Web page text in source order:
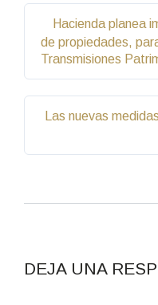
Hacienda planea
de propiedades,
Transmisiones
Las nuevas
DEJA UNA